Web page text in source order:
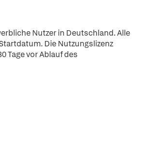
Nutzer in Deutschland. Alle
Die Nutzungslizenz
Tage vor Ablauf des